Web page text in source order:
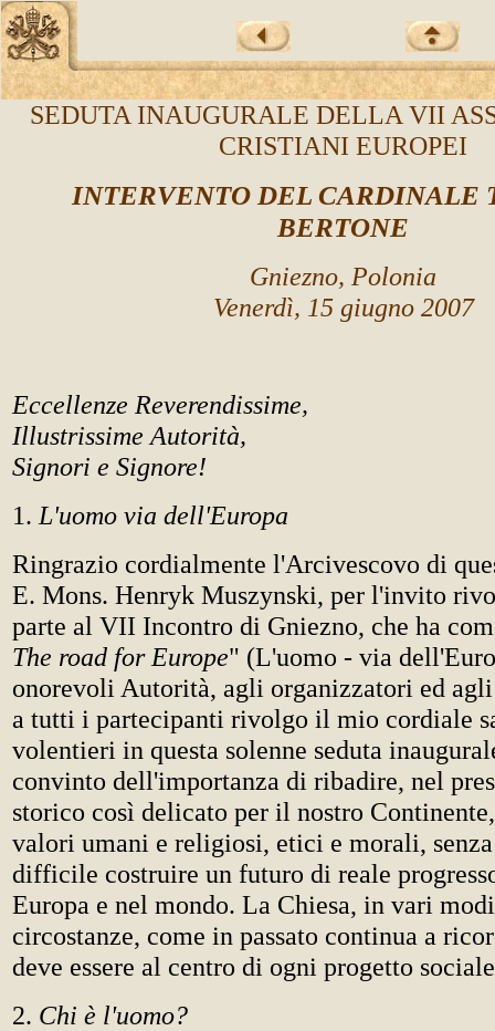
SEDUTA INAUGURALE DELLA VII
CRISTIANI EUROPEI
INTERVENTO DEL CARDINALE
BERTONE
Gniezno, Polonia
Venerdì, 15 giugno 2007
Eccellenze Reverendissime,
Illustrissime Autorità,
Signori e Signore!
1. L'uomo via dell'Europa
Ringrazio cordialmente l'Arcivescovo di
E. Mons. Henryk Muszynski, per l'invito
parte al VII Incontro di Gniezno, che ha
The road for Europe" (L'uomo - via
onorevoli Autorità, agli organizzatori ed
a tutti i partecipanti rivolgo il mio cordiale
volentieri in questa solenne seduta
convinto dell'importanza di ribadire, nel
storico così delicato per il nostro
valori umani e religiosi, etici e morali,
difficile costruire un futuro di reale
Europa e nel mondo. La Chiesa, in vari
circostanze, come in passato continua a
deve essere al centro di ogni progetto
2. Chi è l'uomo?